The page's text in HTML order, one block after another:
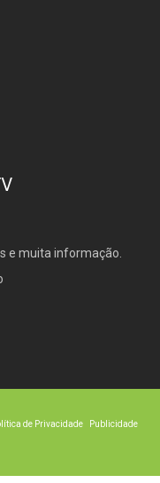
e muita informação.
de Privacidade Publicidade